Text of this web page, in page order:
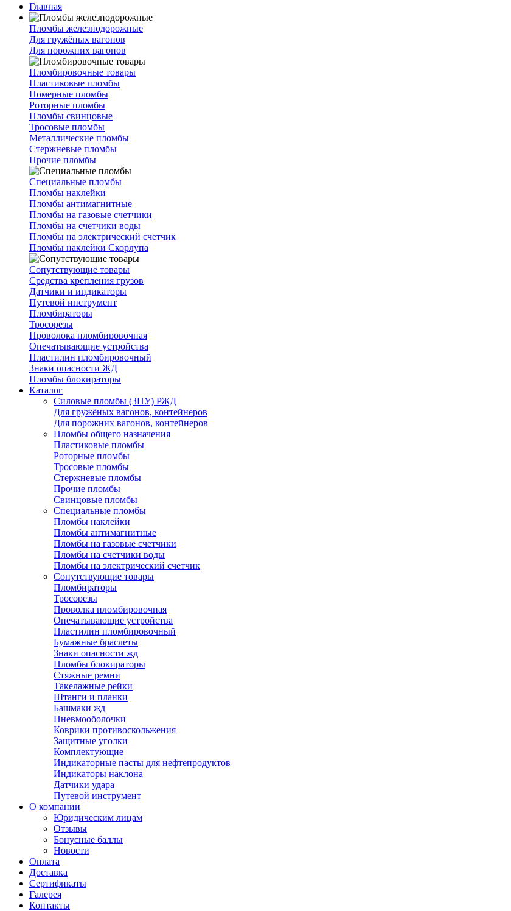
Главная
Пломбы железнодорожные
Для гружёных вагонов
Для порожних вагонов
Пломбировочные товары
Пластиковые пломбы
Номерные пломбы
Роторные пломбы
Пломбы свинцовые
Тросовые пломбы
Металлические пломбы
Стержневые пломбы
Прочие пломбы
Специальные пломбы
Пломбы наклейки
Пломбы антимагнитные
Пломбы на газовые счетчики
Пломбы на счетчики воды
Пломбы на электрический счетчик
Пломбы наклейки Скорлупа
Сопутствующие товары
Средства крепления грузов
Датчики и индикаторы
Путевой инструмент
Пломбираторы
Тросорезы
Проволока пломбировочная
Опечатывающие устройства
Пластилин пломбировочный
Знаки опасности ЖД
Пломбы блокираторы
Каталог
Силовые пломбы (ЗПУ) РЖД
Для гружёных вагонов, контейнеров
Для порожних вагонов, контейнеров
Пломбы общего назначения
Пластиковые пломбы
Роторные пломбы
Тросовые пломбы
Стержневые пломбы
Прочие пломбы
Свинцовые пломбы
Специальные пломбы
Пломбы наклейки
Пломбы антимагнитные
Пломбы на газовые счетчики
Пломбы на счетчики воды
Пломбы на электрический счетчик
Сопутствующие товары
Пломбираторы
Тросорезы
Проволка пломбировочная
Опечатывающие устройства
Пластилин пломбировочный
Бумажные браслеты
Знаки опасности жд
Пломбы блокираторы
Стяжные ремни
Такелажные рейки
Штанги и планки
Башмаки жд
Пневмооболочки
Коврики противоскольжения
Защитные уголки
Комплектующие
Индикаторные пасты для нефтепродуктов
Индикаторы наклона
Датчики удара
Путевой инструмент
О компании
Юридическим лицам
Отзывы
Бонусные баллы
Новости
Оплата
Доставка
Сертификаты
Галерея
Контакты